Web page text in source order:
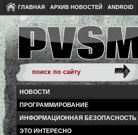
ГЛАВНАЯ АРХИВ НОВОСТЕЙ ANDROID
НОВОСТИ
ПРОГРАММИРОВАНИЕ
ИНФОРМАЦИОННАЯ БЕЗОПАСНОСТЬ
ЭТО ИНТЕРЕСНО